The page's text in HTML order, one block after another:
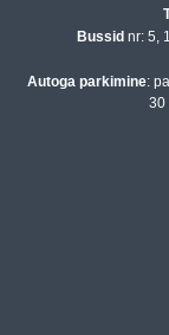
Bussid nr: 5,
Autoga parkimine:
30